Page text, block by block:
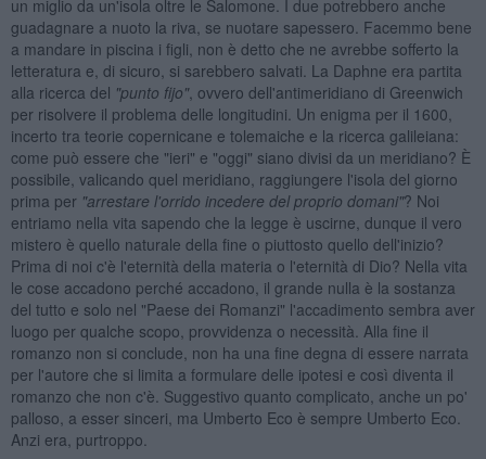
un miglio da un'isola oltre le Salomone. I due potrebbero anche
guadagnare a nuoto la riva, se nuotare sapessero. Facemmo bene
a mandare in piscina i figli, non è detto che ne avrebbe sofferto la
letteratura e, di sicuro, si sarebbero salvati. La Daphne era partita
alla ricerca del "punto fijo", ovvero dell'antimeridiano di Greenwich
per risolvere il problema delle longitudini. Un enigma per il 1600,
incerto tra teorie copernicane e tolemaiche e la ricerca galileiana:
come può essere che "ieri" e "oggi" siano divisi da un meridiano? È
possibile, valicando quel meridiano, raggiungere l'isola del giorno
prima per "arrestare l'orrido incedere del proprio domani"? Noi
entriamo nella vita sapendo che la legge è uscirne, dunque il vero
mistero è quello naturale della fine o piuttosto quello dell'inizio?
Prima di noi c'è l'eternità della materia o l'eternità di Dio? Nella vita
le cose accadono perché accadono, il grande nulla è la sostanza
del tutto e solo nel "Paese dei Romanzi" l'accadimento sembra aver
luogo per qualche scopo, provvidenza o necessità. Alla fine il
romanzo non si conclude, non ha una fine degna di essere narrata
per l'autore che si limita a formulare delle ipotesi e così diventa il
romanzo che non c'è. Suggestivo quanto complicato, anche un po'
palloso, a esser sinceri, ma Umberto Eco è sempre Umberto Eco.
Anzi era, purtroppo.